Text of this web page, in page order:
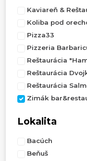
Kaviareň &
Koliba pod
Pizza33
Pizzeria
Reštaurácia
Reštaurácia
Reštaurácia
Zimák
Lokalita
Bacúch
Beňuš